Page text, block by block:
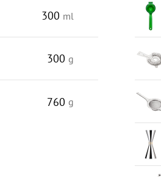
300 ml
300 g
760 g